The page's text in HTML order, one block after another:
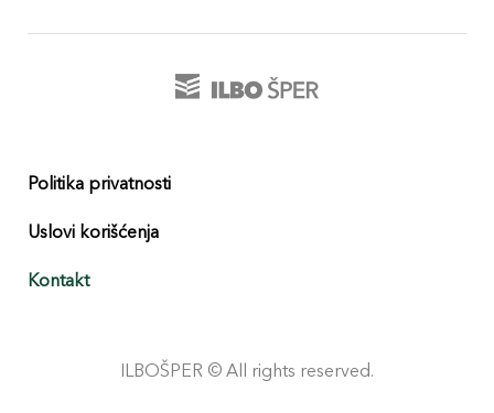
Politika privatnosti
Uslovi korišćenja
Kontakt
ILBOŠPER © All rights reserved.